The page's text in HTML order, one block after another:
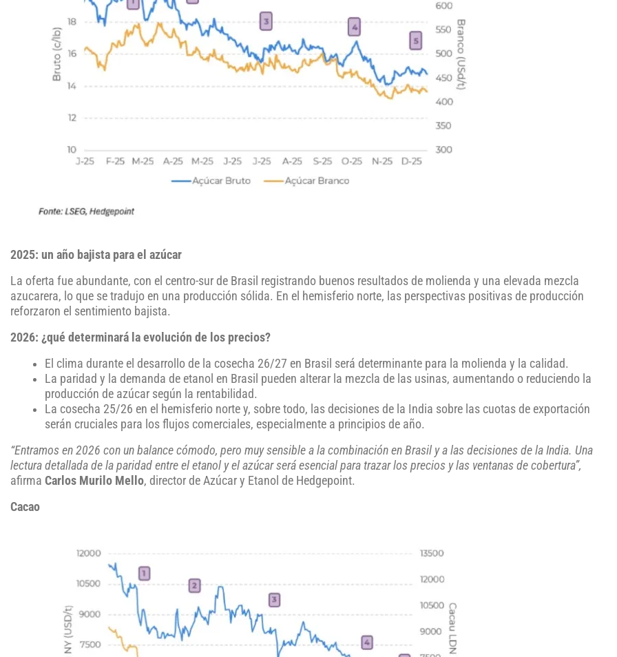
2025: un año bajista para el azúcar
La oferta fue abundante, con el centro-sur de Brasil registrando buenos resultados de molienda y una elevada mezcla
azucarera, lo que se tradujo en una producción sólida. En el hemisferio norte, las perspectivas positivas de producción
reforzaron el sentimiento bajista.
2026: ¿qué determinará la evolución de los precios?
El clima durante el desarrollo de la cosecha 26/27 en Brasil será determinante para la molienda y la calidad.
La paridad y la demanda de etanol en Brasil pueden alterar la mezcla de las usinas, aumentando o reduciendo la
producción de azúcar según la rentabilidad.
La cosecha 25/26 en el hemisferio norte y, sobre todo, las decisiones de la India sobre las cuotas de exportación
serán cruciales para los flujos comerciales, especialmente a principios de año.
“Entramos en 2026 con un balance cómodo, pero muy sensible a la combinación en Brasil y a las decisiones de la India. Una
lectura detallada de la paridad entre el etanol y el azúcar será esencial para trazar los precios y las ventanas de cobertura”,
afirma Carlos Murilo Mello, director de Azúcar y Etanol de Hedgepoint.
Cacao